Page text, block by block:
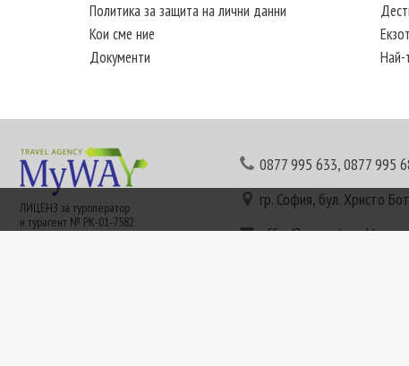
Политика за защита на лични данни
Кои сме ние
Документи
Най-
ЛИЦЕНЗ за туроператор
и турагент № РК-01-7582
0877 995 633,0877 995
гр. София, бул. Христо
office@mywaytravel.bg